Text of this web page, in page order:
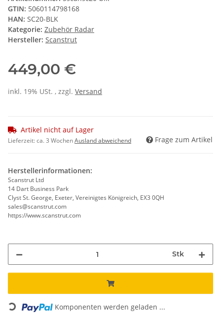
GTIN: 5060114798168
HAN: SC20-BLK
Kategorie: Zubehör Radar
Hersteller: Scanstrut
449,00 €
inkl. 19% USt. , zzgl. Versand
Artikel nicht auf Lager
Lieferzeit:ca. 3 WochenAusland abweichend Frage zum Artikel
Herstellerinformationen:
Scanstrut Ltd
14 Dart Business Park
Clyst St. George, Exeter, Vereinigtes Königreich, EX3 0QH
sales@scanstrut.com
https://www.scanstrut.com
Stk
Loading... Komponenten werden geladen ...